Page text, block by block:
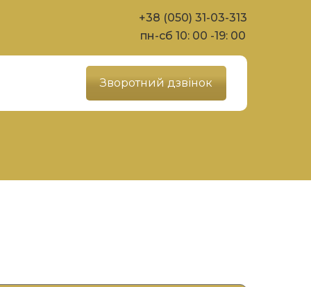
+38 (050) 31-03-313
пн-сб 10: 00 -19: 00
Зворотний дзвінок